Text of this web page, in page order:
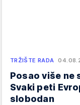
TRŽIŠTE RADA
Posao više ne
Svaki peti
slobodan